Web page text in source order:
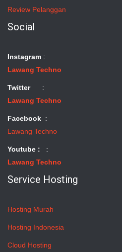
Review Pelanggan
Social
Instagram :
Lawang Techno
Twitter:
Lawang Techno
Facebook :
Lawang Techno
Youtube :
:
Lawang Techno
Service Hosting
Hosting Murah
Hosting Indonesia
Cloud Hosting